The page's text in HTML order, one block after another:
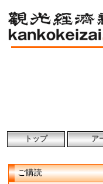
トップ
ア
ご購読